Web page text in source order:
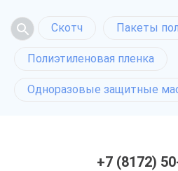
Скотч Пакеты
Полиэтиленовая пленка
Одноразовые защитные
+7 (8172)